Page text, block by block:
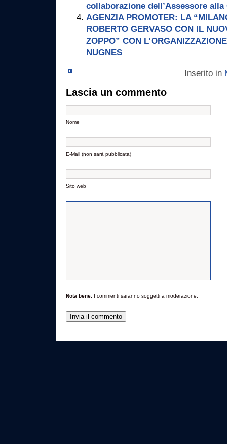
collaborazione dell’Assessore
AGENZIA PROMOTER: LA
ROBERTO GERVASO CON IL
ZOPPO” CON
NUGNES
Inserito in
Lascia un commento
Nome
E-Mail (non sarà pubblicata)
Sito web
Nota bene: I commenti saranno soggetti a moderazione.